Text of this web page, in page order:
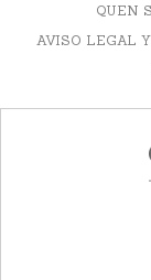
QUEN
AVISO LEGAL